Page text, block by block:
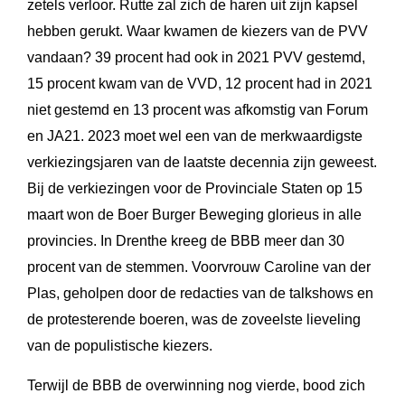
zetels verloor. Rutte zal zich de haren uit zijn kapsel
hebben gerukt. Waar kwamen de kiezers van de PVV
vandaan? 39 procent had ook in 2021 PVV gestemd,
15 procent kwam van de VVD, 12 procent had in 2021
niet gestemd en 13 procent was afkomstig van Forum
en JA21. 2023 moet wel een van de merkwaardigste
verkiezingsjaren van de laatste decennia zijn geweest.
Bij de verkiezingen voor de Provinciale Staten op 15
maart won de Boer Burger Beweging glorieus in alle
provincies. In Drenthe kreeg de BBB meer dan 30
procent van de stemmen. Voorvrouw Caroline van der
Plas, geholpen door de redacties van de talkshows en
de protesterende boeren, was de zoveelste lieveling
van de populistische kiezers.
Terwijl de BBB de overwinning nog vierde, bood zich